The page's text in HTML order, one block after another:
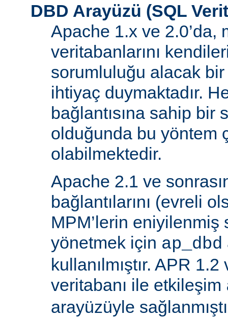
DBD Arayüzü (SQL
Apache 1.x ve 2.0’da,
veritabanlarını
sorumluluğu alacak bir
ihtiyaç duymaktadır.
bağlantısına sahip bir
olduğunda bu yöntem
olabilmektedir.
Apache 2.1 ve
bağlantılarını (evreli
MPM’lerin
yönetmek için ap_dbd
kullanılmıştır. APR
veritabanı ile etkileşim
arayüzüyle